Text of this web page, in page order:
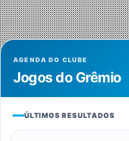
AGENDA DO CLUBE
Jogos do Grêmio
ÚLTIMOS RESULTADOS